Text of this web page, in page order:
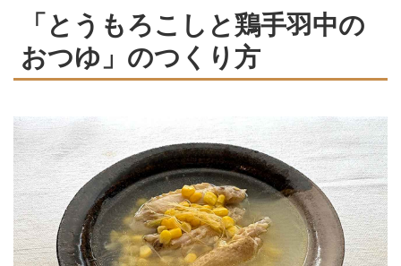
「とうもろこしと鶏手羽中の
おつゆ」のつくり方